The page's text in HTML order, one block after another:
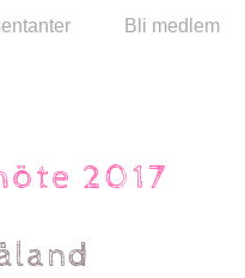
Bli medlem
2017